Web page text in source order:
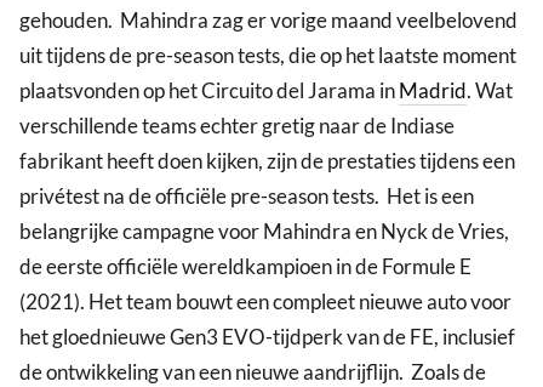
gehouden. Mahindra zag er vorige maand veelbelovend
uit tijdens de pre-season tests, die op het laatste moment
plaatsvonden op het Circuito del Jarama inMadrid. Wat
verschillende teams echter gretig naar de Indiase
fabrikant heeft doen kijken, zijn de prestaties tijdens een
privétest na de officiële pre-season tests. Het is een
belangrijke campagne voor Mahindra en Nyck de Vries,
de eerste officiële wereldkampioen in de Formule E
(2021). Het team bouwt een compleet nieuwe auto voor
het gloednieuwe Gen3 EVO-tijdperk van de FE, inclusief
de ontwikkeling van een nieuwe aandrijflijn. Zoals de